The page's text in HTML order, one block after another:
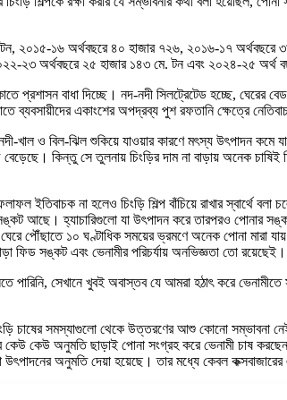
২০১৫-১৬ অর্থবছরে ৪০ হাজার ৭২৬, ২০১৬-১৭
অর্থবছরে ২৫ হাজার ১৪৩ মে. টন এবং ২০২৪-২৫ অর্থ
প্রশাসন বাধা দিচ্ছে। নদ-নদী সিলট্রেটেড হচ্ছে, ঘেরের
ব্যবসায়ীদের একাংশের অপদ্রব্য পুশ রফতানি ক্ষেত্রে
ও বিল-ঝিল শুকিয়ে যাওয়ার কারণে মৎস্য উৎপাদন কমে
কিন্তু সে তুলনায় চিংড়ির দাম না বাড়ায় অনেক চাষিই
না হলেও চিংড়ি শিল্প বাঁচিয়ে রাখার স্বার্থে বলা
আছে। হ্যাচারিগুলো যা উৎপাদন করে তারপরও পোনার
পৌঁছাতে ১০ ঘণ্টাধিক সময়ের ভ্রমণে অনেক পোনা মারা
ফিড সঙ্কট এবং ভেনামীর পরিচর্যায় অনভিজ্ঞতা তো রয়েছেই।
পারিনি, সেখানে খুবই অবাস্তব যে আমরা হঠাৎ করে
চাষের সমস্যাগুলো থেকে উত্তরণের আশু কোনো সম্ভাবনা
কেউ কেউ অনুমতি ছাড়াই পোনা সংগ্রহ করে ভেনামী চাষ
অনুমতি দেয়া হয়েছে। তার মধ্যে কেবল